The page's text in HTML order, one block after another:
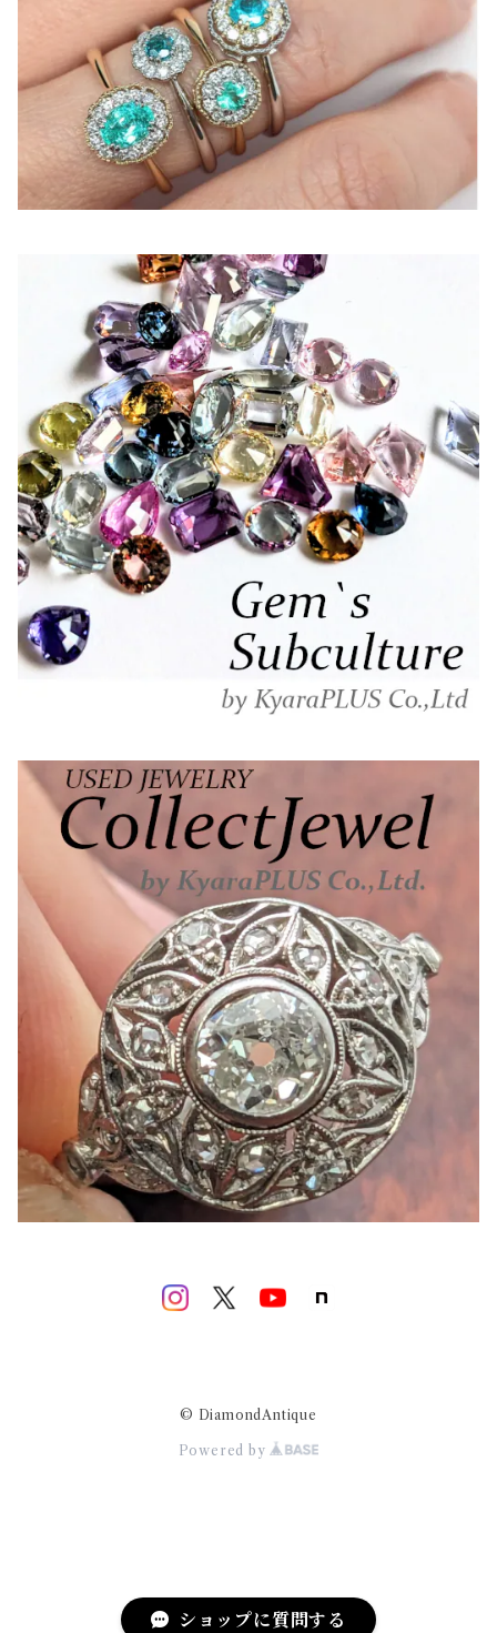
ショップに質問する
© DiamondAntique
Powered by